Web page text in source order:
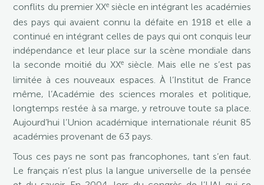
conflits du premier XXesiècle en intégrant les académies
des pays qui avaient connu la défaite en 1918 et elle a
continué en intégrant celles de pays qui ont conquis leur
indépendance et leur place sur la scène mondiale dans
la seconde moitié du XXesiècle. Mais elle ne s’est pas
limitée à ces nouveaux espaces. À l’Institut de France
même, l’Académie des sciences morales et politique,
longtemps restée à sa marge, y retrouve toute sa place.
Aujourd’hui l’Union académique internationale réunit 85
académies provenant de 63 pays.
Tous ces pays ne sont pas francophones, tant s’en faut.
Le français n’est plus la langue universelle de la pensée